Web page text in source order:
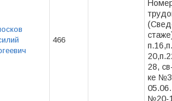
466
28,
ке
№20-